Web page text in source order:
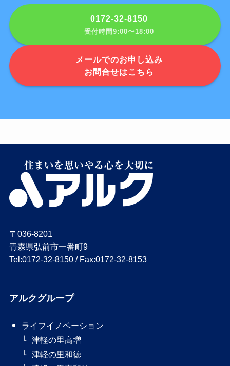
0172-32-8150
受付時間9:00〜18:00
メールでのお申し込み
お問合せはこちら
〒036-8201
青森県弘前市一番町9
Tel:0172-32-8150 / Fax:0172-32-8153
アルクグループ
ライフイノベーション
津軽の里高増
津軽の里和徳